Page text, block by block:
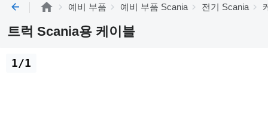
예비 부품 예비 부품 Scania 전기 Scania
트럭 Scania용 케이블
1/1